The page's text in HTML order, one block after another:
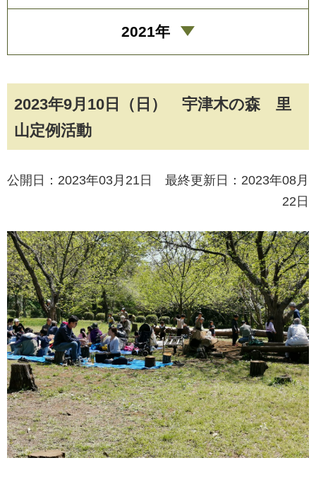
2023年9月10日（日） 宇津木の森 里
山定例活動
公開日：2023年03月21日 最終更新日：2023年08月
22日
2021年